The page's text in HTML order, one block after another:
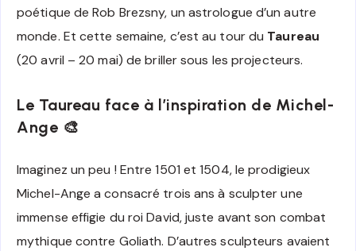
poétique de Rob Brezsny, un astrologue d’un autre
monde. Et cette semaine, c’est au tour du Taureau
(20 avril – 20 mai) de briller sous les projecteurs.
Le Taureau face à l’inspiration de Michel-
Ange 🎨
Imaginez un peu ! Entre 1501 et 1504, le prodigieux
Michel-Ange a consacré trois ans à sculpter une
immense effigie du roi David, juste avant son combat
mythique contre Goliath. D’autres sculpteurs avaient